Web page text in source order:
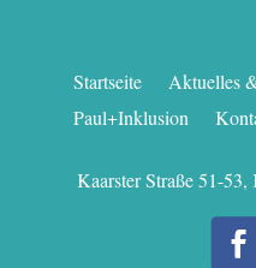
Startseite Aktuelles
Paul+Inklusion
Kaarster Straße 51-